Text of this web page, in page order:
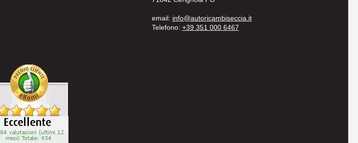
email: info@autoricambiseccia.it
Telefono: +39 351 000 6467